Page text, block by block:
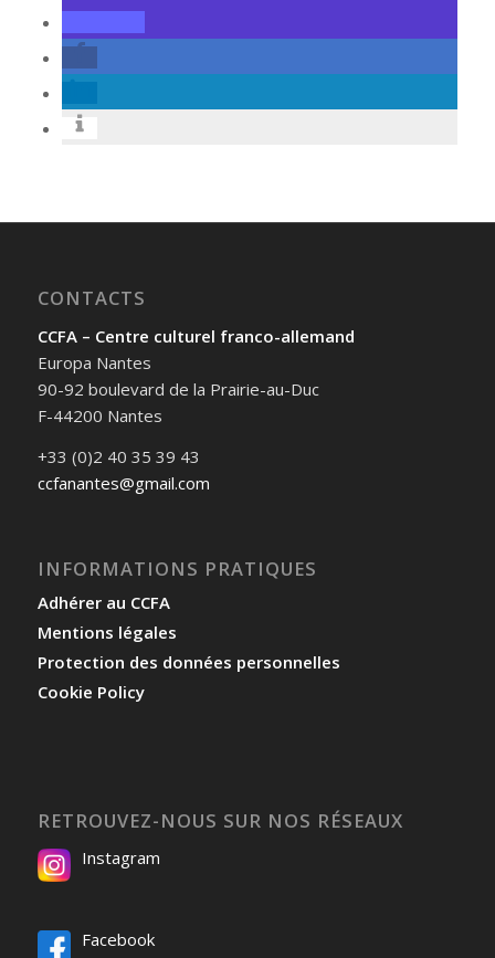
CONTACTS
CCFA – Centre culturel franco-allemand
Europa Nantes
90-92 boulevard de la Prairie-au-Duc
F-44200 Nantes
+33 (0)2 40 35 39 43
ccfanantes@gmail.com
INFORMATIONS PRATIQUES
Adhérer au CCFA
Mentions légales
Protection des données personnelles
Cookie Policy
RETROUVEZ-NOUS SUR NOS RÉSEAUX
Instagram
Facebook